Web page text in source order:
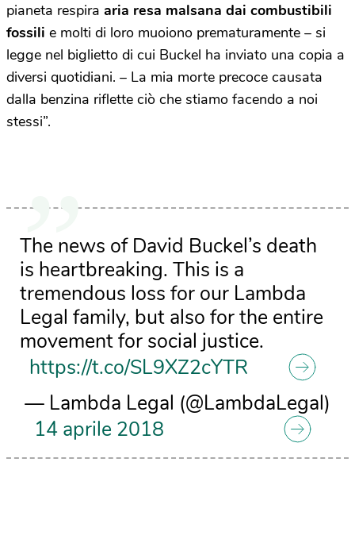
pianeta respira aria resa malsana dai combustibili
fossili e molti di loro muoiono prematuramente – si
legge nel biglietto di cui Buckel ha inviato una copia a
diversi quotidiani. – La mia morte precoce causata
dalla benzina riflette ciò che stiamo facendo a noi
stessi”.
The news of David Buckel’s death
is heartbreaking. This is a
tremendous loss for our Lambda
Legal family, but also for the entire
movement for social justice.
https://t.co/SL9XZ2cYTR
— Lambda Legal (@LambdaLegal)
14 aprile 2018